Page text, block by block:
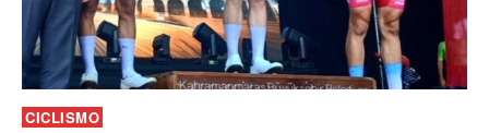
CICLISMO